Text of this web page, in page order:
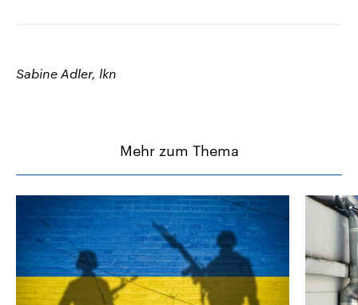
Sabine Adler, lkn
Mehr zum Thema